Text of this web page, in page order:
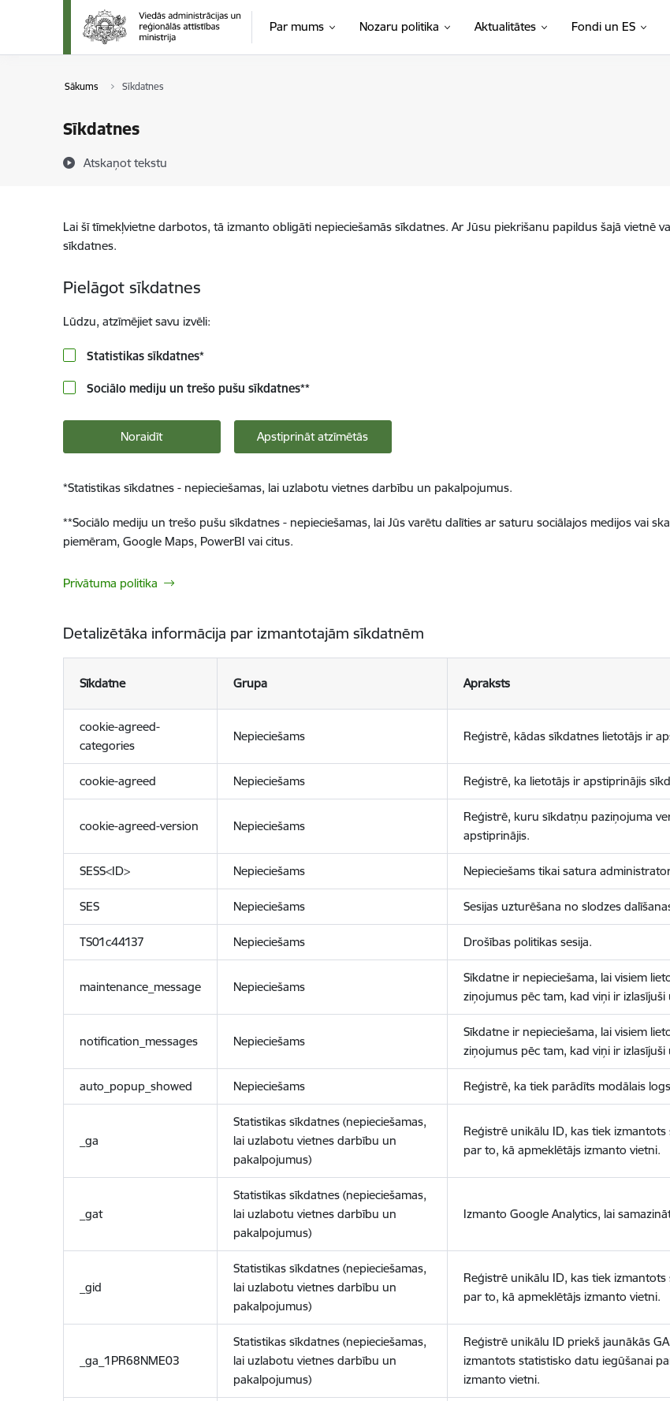
Pāriet uz lapas saturu
Par mums Nozaru politika Aktualitātes Fondi un ES
Sākums Sīkdatnes
Sīkdatnes
Atskaņot tekstu
Lai šī tīmekļvietne darbotos, tā izmanto obligāti nepieciešamās sīkdatnes. Ar Jūsu piekrišanu papildus šajā vietnē
sīkdatnes.
Pielāgot sīkdatnes
Lūdzu, atzīmējiet savu izvēli:
Statistikas sīkdatnes*
Sociālo mediju un trešo pušu sīkdatnes**
Noraidīt Apstiprināt atzīmētās
*Statistikas sīkdatnes - nepieciešamas, lai uzlabotu vietnes darbību un pakalpojumus.
**Sociālo mediju un trešo pušu sīkdatnes - nepieciešamas, lai Jūs varētu dalīties ar saturu sociālajos medijos vai
piemēram, Google Maps, PowerBI vai citus.
Privātuma politika
Detalizētāka informācija par izmantotajām sīkdatnēm
Sīkdatne Grupa Apraksts
cookie-agreed-
categories
Nepieciešams Reģistrē, kādas sīkdatnes lietotājs ir
cookie-agreed Nepieciešams Reģistrē, ka lietotājs ir apstiprinājis
cookie-agreed-version Nepieciešams
Reģistrē, kuru sīkdatņu paziņojuma
apstiprinājis.
SESS<ID> Nepieciešams Nepieciešams tikai satura
SES Nepieciešams Sesijas uzturēšana no slodzes
TS01c44137 Nepieciešams Drošības politikas sesija.
maintenance_message Nepieciešams
Sīkdatne ir nepieciešama, lai visiem
ziņojumus pēc tam, kad viņi ir izlasījuši
notification_messages Nepieciešams
Sīkdatne ir nepieciešama, lai visiem
ziņojumus pēc tam, kad viņi ir izlasījuši
auto_popup_showed Nepieciešams Reģistrē, ka tiek parādīts modālais
_ga
Statistikas sīkdatnes (nepieciešamas,
lai uzlabotu vietnes darbību un
pakalpojumus)
Reģistrē unikālu ID, kas tiek
par to, kā apmeklētājs izmanto vietni.
_gat
Statistikas sīkdatnes (nepieciešamas,
lai uzlabotu vietnes darbību un
pakalpojumus)
Izmanto Google Analytics, lai
_gid
Statistikas sīkdatnes (nepieciešamas,
lai uzlabotu vietnes darbību un
pakalpojumus)
Reģistrē unikālu ID, kas tiek
par to, kā apmeklētājs izmanto vietni.
_ga_1PR68NME03
Statistikas sīkdatnes (nepieciešamas,
lai uzlabotu vietnes darbību un
pakalpojumus)
Reģistrē unikālu ID priekš jaunākās
izmantots statistisko datu iegūšanai
izmanto vietni.